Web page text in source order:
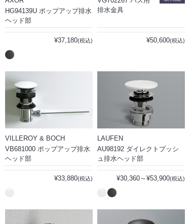
HG94139U ポップアップ排水
ヘッド部
¥37,180(税込)
排水金具
¥50,600(税込)
VILLEROY & BOCH
VB681000 ポップアップ排水
ヘッド部
¥33,880(税込)
LAUFEN
AU98192 ダイレクトプッシ
ュ排水ヘッド部
¥30,360～¥53,900(税込)